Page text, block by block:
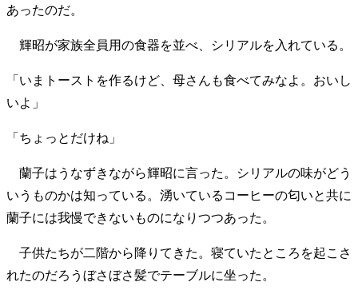
あったのだ。
輝昭が家族全員用の食器を並べ、シリアルを入れている。
「いまトーストを作るけど、母さんも食べてみなよ。おいし
いよ」
「ちょっとだけね」
蘭子はうなずきながら輝昭に言った。シリアルの味がどう
いうものかは知っている。湧いているコーヒーの匂いと共に
蘭子には我慢できないものになりつつあった。
子供たちが二階から降りてきた。寝ていたところを起こさ
れたのだろうぼさぼさ髪でテーブルに坐った。